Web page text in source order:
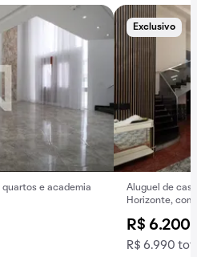
e academia
Exclusivo
Aluguel de
Horizonte,
R$ 6.200
R$ 6.990